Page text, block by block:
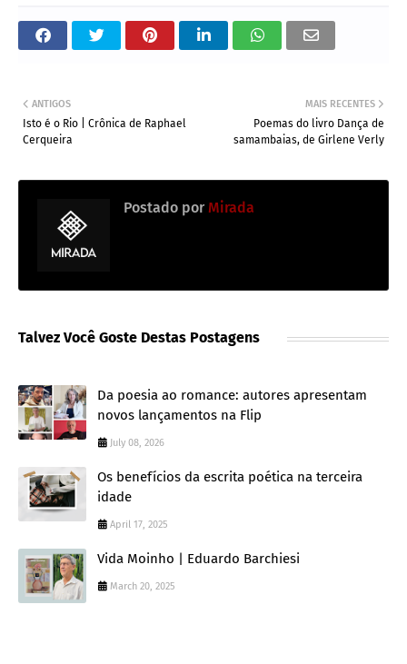
MAIS RECENTES
Poemas do livro Dança de
samambaias, de Girlene Verly
ANTIGOS
Isto é o Rio | Crônica de Raphael
Cerqueira
Postado por Mirada
Talvez Você Goste Destas Postagens
Da poesia ao romance: autores apresentam
novos lançamentos na Flip
July 08, 2026
Os benefícios da escrita poética na terceira
idade
April 17, 2025
Vida Moinho | Eduardo Barchiesi
March 20, 2025